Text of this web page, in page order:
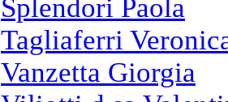
Splendori Paola
Tagliaferri
Vanzetta Giorgia